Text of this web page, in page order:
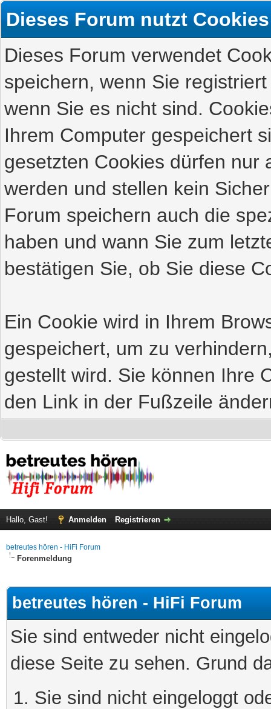
Dieses Forum nutzt Cookies
Dieses Forum verwendet
speichern, wenn Sie
wenn Sie es nicht sind.
Ihrem Computer gespeichert
gesetzten Cookies dürfen nur
werden und stellen kein
Forum speichern auch die
haben und wann Sie zum
bestätigen Sie, ob Sie diese
Ein Cookie wird in Ihrem
gespeichert, um zu
gestellt wird. Sie können Ihre
den Link in der Fußzeile
Hallo, Gast! Anmelden Registrieren
betreutes hören - HiFi Forum
Forenmeldung
betreutes hören - HiFi Forum
Sie sind entweder nicht
diese Seite zu sehen. Grund
Sie sind nicht eingeloggt